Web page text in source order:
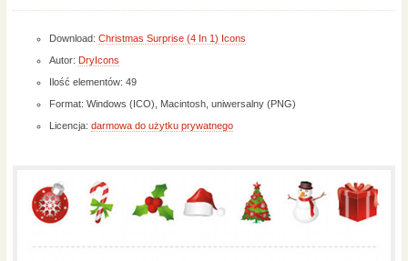
Download: Christmas Surprise (4 In 1) Icons
Autor: DryIcons
Ilość elementów: 49
Format: Windows (ICO), Macintosh, uniwersalny (PNG)
Licencja: darmowa do użytku prywatnego